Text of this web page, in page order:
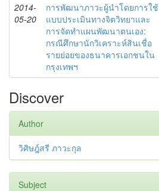
2014-
05-20
การพัฒนาภาวะผู้นำโดยการใช้
แบบประเมินทางจิตวิทยาและ
การจัดทำแผนพัฒนาตนเอง:
กรณีศึกษานักวิเคราะห์สินเชื่อ
รายย่อยของธนาคารเอกชนใน
กรุงเทพฯ
Discover
Author
วิศิษฎ์สรี ภาวะกุล
Subject